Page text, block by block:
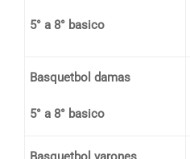
5° a 8° basico
Basquetbol damas
5° a 8° basico